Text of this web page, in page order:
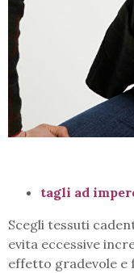
tagli ad
Scegli tessuti
evita eccessive
effetto gradevole e